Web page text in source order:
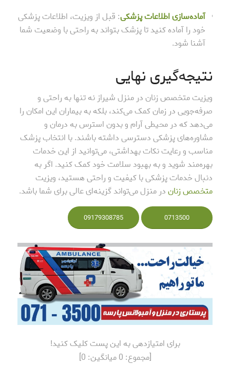
آماده‌سازی اطلاعات پزشکی: قبل از ویزیت، اطلاعات پزشکی
خود را آماده کنید تا پزشک بتواند به راحتی با وضعیت شما
آشنا شود.
نتیجه‌گیری نهایی
ویزیت متخصص زنان در منزل شیراز نه تنها به راحتی و
صرفه‌جویی در زمان کمک می‌کند، بلکه به بیماران این امکان را
می‌دهد که در محیطی آرام و بدون استرس به درمان و
مشاوره‌های پزشکی دسترسی داشته باشند. با انتخاب پزشک
مناسب و رعایت نکات بهداشتی، می‌توانید از این خدمات
بهره‌مند شوید و به بهبود سلامت خود کمک کنید. اگر به
دنبال خدمات پزشکی با کیفیت و راحتی هستید، ویزیت
متخصص زناندر منزل می‌تواند گزینه‌ای عالی برای شما باشد.
0713500
09179308785
برای امتیازدهی به این پست کلیک کنید!
[مجموع: 0میانگین: 0
]